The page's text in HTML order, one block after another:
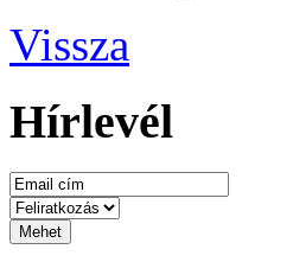
Vissza
Hírlevél